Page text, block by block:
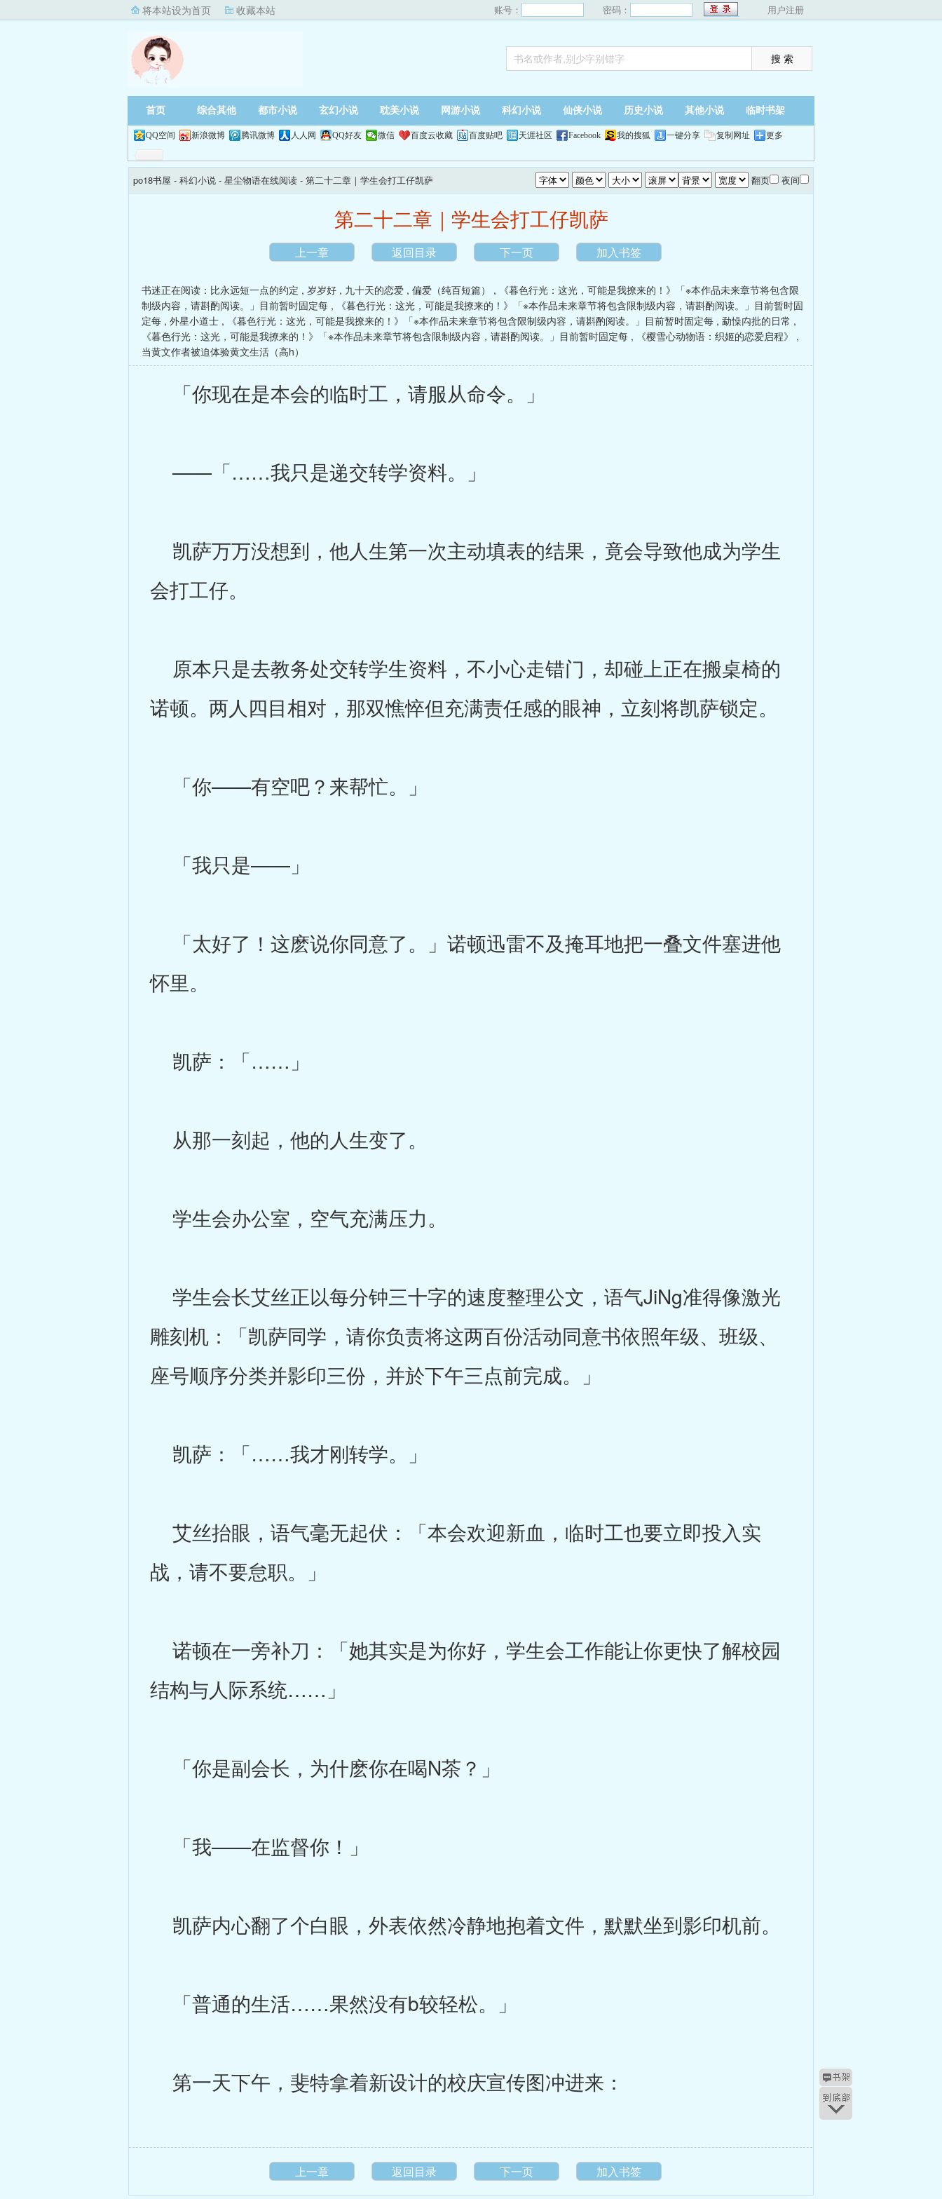
将本站设为首页 收藏本站 账号： 密码： 用户注册
首页 综合其他 都市小说 玄幻小说 耽美小说 网游小说 科幻小说 仙侠小说 历史小说 其他小说 临时书架
QQ空间 新浪微博 腾讯微博 人人网 QQ好友 微信 百度云收藏 百度贴吧 天涯社区 Facebook 我的搜狐 一键分享 复制网址 更多
po18书屋 - 科幻小说 - 星尘物语在线阅读 - 第二十二章｜学生会打工仔凯萨 翻页 夜间
第二十二章｜学生会打工仔凯萨
上一章 返回目录 下一页 加入书签
书迷正在阅读： 比永远短一点的约定 , 岁岁好 , 九十天的恋爱 , 偏爱（纯百短篇） ,
《暮色行光：这光，可能是我撩来的！》「※本作品未来章节将包含限
制级内容，请斟酌阅读。」目前暂时固定每 ,
《暮色行光：这光，可能是我撩来的！》「※本作品未来章节将包含限制级内容，请斟酌阅读。」目前暂时固
定每 , 外星小道士 , 《暮色行光：这光，可能是我撩来的！》「※本作品未来章节将包含限制级内容，请斟酌阅读。」目前暂时固定每 , 勐懆禸批的日常 ,
《暮色行光：这光，可能是我撩来的！》「※本作品未来章节将包含限制级内容，请斟酌阅读。」目前暂时固定每 , 《樱雪心动物语：织姬的恋爱启程》
,
当黄文作者被迫体验黄文生活（高h）
「你现在是本会的临时工，请服从命令。」
——「……我只是递交转学资料。」
凯萨万万没想到，他人生第一次主动填表的结果，竟会导致他成为学生
会打工仔。
原本只是去教务处交转学生资料，不小心走错门，却碰上正在搬桌椅的
诺顿。两人四目相对，那双憔悴但充满责任感的眼神，立刻将凯萨锁定。
「你——有空吧？来帮忙。」
「我只是——」
「太好了！这麽说你同意了。」诺顿迅雷不及掩耳地把一叠文件塞进他
怀里。
凯萨：「……」
从那一刻起，他的人生变了。
学生会办公室，空气充满压力。
学生会长艾丝正以每分钟三十字的速度整理公文，语气JiNg准得像激光
雕刻机：「凯萨同学，请你负责将这两百份活动同意书依照年级、班级、
座号顺序分类并影印三份，并於下午三点前完成。」
凯萨：「……我才刚转学。」
艾丝抬眼，语气毫无起伏：「本会欢迎新血，临时工也要立即投入实
战，请不要怠职。」
诺顿在一旁补刀：「她其实是为你好，学生会工作能让你更快了解校园
结构与人际系统……」
「你是副会长，为什麽你在喝N茶？」
「我——在监督你！」
凯萨内心翻了个白眼，外表依然冷静地抱着文件，默默坐到影印机前。
「普通的生活……果然没有b较轻松。」
第一天下午，斐特拿着新设计的校庆宣传图冲进来：
上一章 返回目录 下一页 加入书签